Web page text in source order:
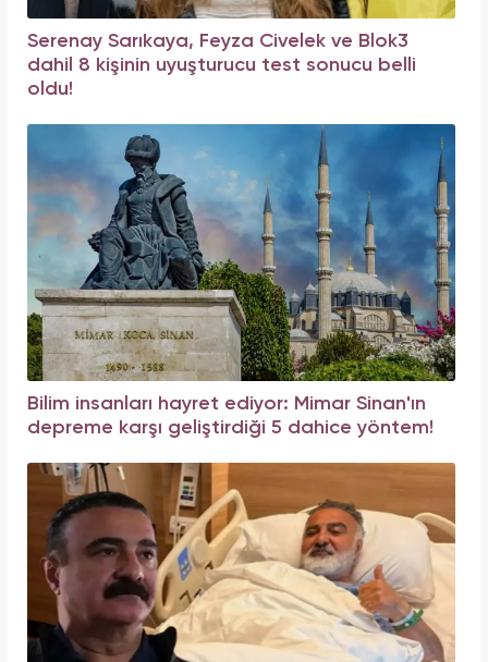
Serenay Sarıkaya, Feyza Civelek ve Blok3
dahil 8 kişinin uyuşturucu test sonucu belli
oldu!
Bilim insanları hayret ediyor: Mimar Sinan'ın
depreme karşı geliştirdiği 5 dahice yöntem!